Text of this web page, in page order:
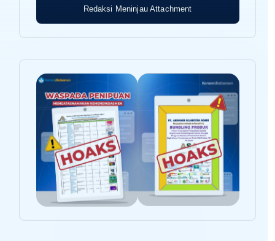
Redaksi Meninjau Attachment